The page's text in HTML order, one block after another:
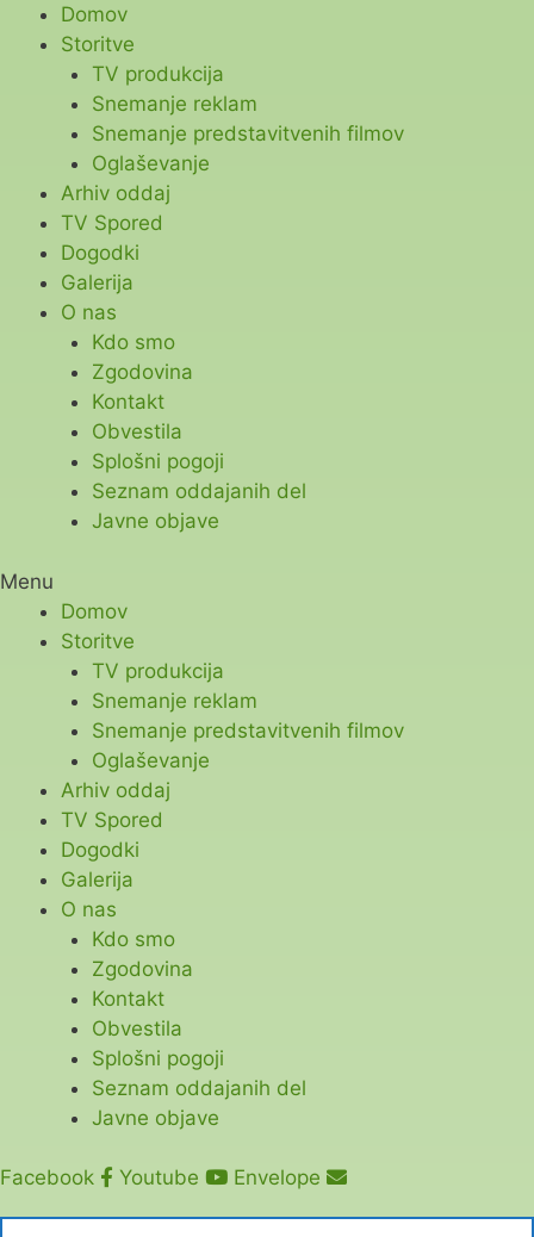
content
Domov
Storitve
TV produkcija
Snemanje reklam
Snemanje predstavitvenih filmov
Oglaševanje
Arhiv oddaj
TV Spored
Dogodki
Galerija
O nas
Kdo smo
Zgodovina
Kontakt
Obvestila
Splošni pogoji
Seznam oddajanih del
Javne objave
Menu
Domov
Storitve
TV produkcija
Snemanje reklam
Snemanje predstavitvenih filmov
Oglaševanje
Arhiv oddaj
TV Spored
Dogodki
Galerija
O nas
Kdo smo
Zgodovina
Kontakt
Obvestila
Splošni pogoji
Seznam oddajanih del
Javne objave
Facebook Youtube Envelope